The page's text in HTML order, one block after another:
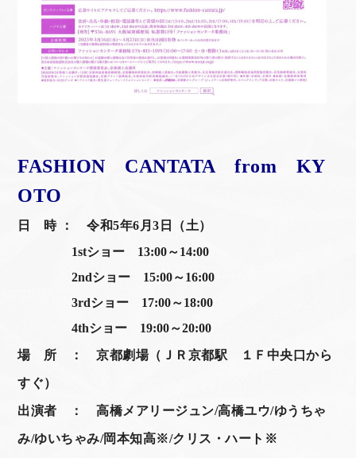
FASHION CANTATA from KY
OTO
日 時 ： 令和5年6月3日（土）
1stショー 13:00～14:00
2ndショー 15:00～16:00
3rdショー 17:00～18:00
4thショー 19:00～20:00
場 所 ： 京都劇場（ＪＲ京都駅 １Ｆ中央口から
すぐ）
出演者 ： 高橋メアリージュン/高橋ユウ/ゆうちゃ
み/ゆいちゃみ/岡本知高※/クリス・ハート※